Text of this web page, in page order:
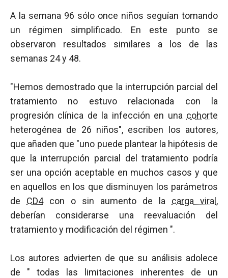
A la semana 96 sólo once niños seguían tomando
un régimen simplificado. En este punto se
observaron resultados similares a los de las
semanas 24 y 48.
"Hemos demostrado que la interrupción parcial del
tratamiento no estuvo relacionada con la
progresión clínica de la infección en una cohorte
heterogénea de 26 niños", escriben los autores,
que añaden que "uno puede plantear la hipótesis de
que la interrupción parcial del tratamiento podría
ser una opción aceptable en muchos casos y que
en aquellos en los que disminuyen los parámetros
de CD4con o sin aumento de la carga viral ,
deberían considerarse una reevaluación del
tratamiento y modificación del régimen ".
Los autores advierten de que su análisis adolece
de " todas las limitaciones inherentes de un